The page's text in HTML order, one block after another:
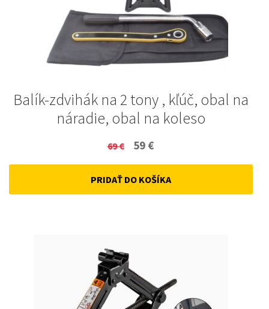
Balík-zdvihák na 2 tony , kľúč, obal na
náradie, obal na koleso
69€
Original
price
was:
59 €
price
is:
PRIDAŤ DO KOŠÍKA